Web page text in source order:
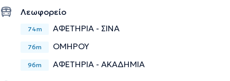
αυτισμό και πραγματοποίησε την πρακτική της άσκηση
Αττικής. Εργάστηκε ως σχολική Σύμβουλος Ψυχικής
Δευτεροβάθμια Εκπαίδευση.
Την περιγραφή επιμελείται η ομάδα του doctoranytime βασισμένη σε
Λεωφορείο
74m ΑΦΕΤΗΡΙΑ - ΣΙΝΑ
76m ΟΜΗΡΟΥ
96m ΑΦΕΤΗΡΙΑ - ΑΚΑΔΗΜΙΑ